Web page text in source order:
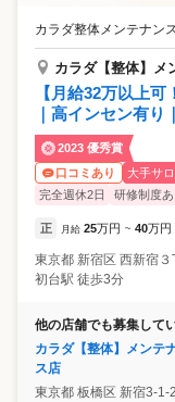
カラダ整体メンテナン
カラダ【整体】メン
【月給32万以上
｜高インセン有
2023 優秀賞
口コミあり
大手サ
完全週休2日
研修制度あ
正 月給 25万円 ~ 40万円
東京都 新宿区 西新宿
初台駅 徒歩3分
他の店舗でも募集して
カラダ【整体】メンテ
ス店
東京都 板橋区 新宿3-1-